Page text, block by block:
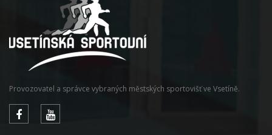
Provozovatel a správce vybraných městských sportovišť ve Vsetíně.